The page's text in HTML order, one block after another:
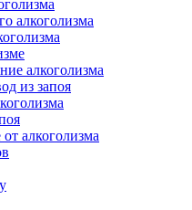
алкоголизма
алкоголизма
из запоя
алкоголизма